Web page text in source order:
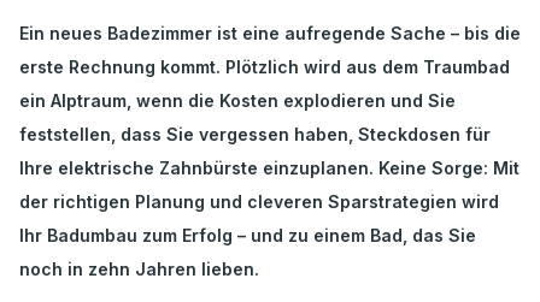
Ein neues Badezimmer ist eine aufregende Sache – bis die
erste Rechnung kommt. Plötzlich wird aus dem Traumbad
ein Alptraum, wenn die Kosten explodieren und Sie
feststellen, dass Sie vergessen haben, Steckdosen für
Ihre elektrische Zahnbürste einzuplanen. Keine Sorge: Mit
der richtigen Planung und cleveren Sparstrategien wird
Ihr Badumbau zum Erfolg – und zu einem Bad, das Sie
noch in zehn Jahren lieben.